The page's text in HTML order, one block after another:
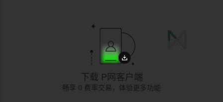
下载 P网客户端
畅享 0 费率交易，体验更多功能